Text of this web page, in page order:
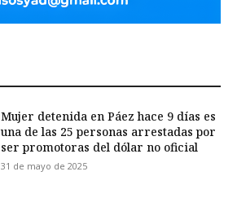
Mujer detenida en Páez hace 9 días es
una de las 25 personas arrestadas por
ser promotoras del dólar no oficial
31 de mayo de 2025